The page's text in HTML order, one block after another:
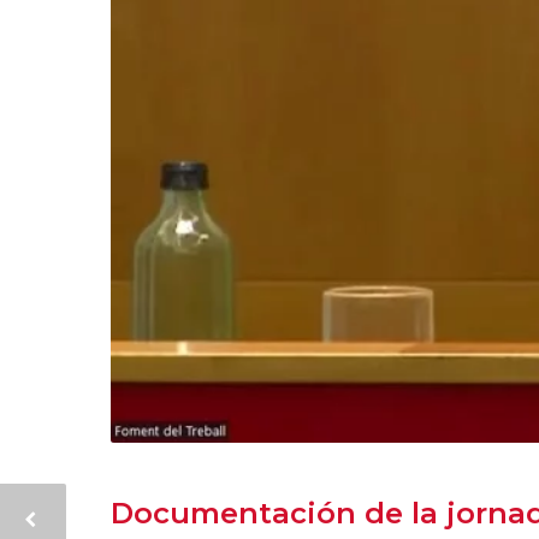
Documentación de la